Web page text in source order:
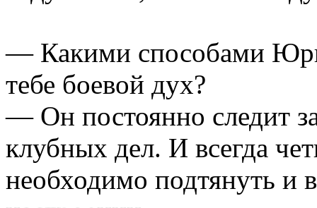
— Какими способами
тебе боевой дух?
— Он постоянно следит
клубных дел. И всегда
необходимо подтянуть и